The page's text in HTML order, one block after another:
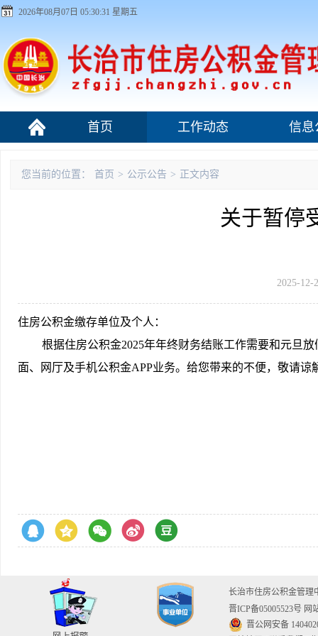
2026年08月07日 05:30:32 星期五
首页 工作动态 信息
您当前的位置： 首页 > 公示公告 > 正文内容
关于暂停
2025-12-
住房公积金缴存单位及个人：
根据住房公积金2025年年终财务结账工作需要和元旦
面、网厅及手机公积金APP业务。给您带来的不便，敬请谅
长治市住房公积金管
晋ICP备05005523号 网
晋公网安备